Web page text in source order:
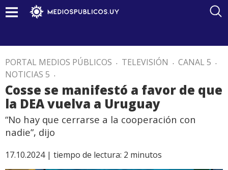
PORTAL MEDIOS PÚBLICOS . TELEVISIÓN . CANAL 5 .
NOTICIAS 5 .
Cosse se manifestó a favor de que
la DEA vuelva a Uruguay
“No hay que cerrarse a la cooperación con
nadie”, dijo
17.10.2024 | tiempo de lectura: 2 minutos